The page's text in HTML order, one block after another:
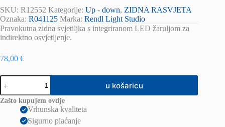
SKU: R12552 Kategorije: Up - down, ZIDNA RASVJETA
Oznaka: R041125 Marka: Rendl Light Studio
Pravokutna zidna svjetiljka s integriranom LED žaruljom za
indirektno osvjetljenje.
78,00 €
PEKKO
zidna
bijela
230V
u košaricu
Zašto kupujem ovdje
Vrhunska kvaliteta
Sigurno plaćanje